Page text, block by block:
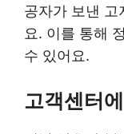
공자가 보낸 고
요. 이를 통해
수 있어요.
고객센터